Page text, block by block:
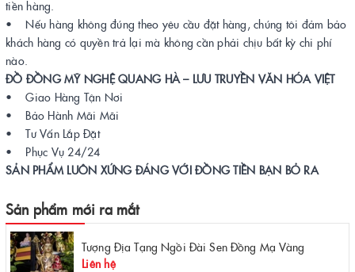
tiền hàng.
• Nếu hàng không đúng theo yêu cầu đặt hàng, chúng tôi đảm bảo
khách hàng có quyền trả lại mà không cần phải chịu bất kỳ chi phí
nào.
ĐỒ ĐỒNG MỸ NGHỆ QUANG HÀ – LƯU TRUYỀN VĂN HÓA VIỆT
• Giao Hàng Tận Nơi
• Bảo Hành Mãi Mãi
• Tư Vấn Lắp Đặt
• Phục Vụ 24/24
SẢN PHẨM LUÔN XỨNG ĐÁNG VỚI ĐỒNG TIỀN BẠN BỎ RA
Sản phẩm mới ra mắt
Tượng Địa Tạng Ngồi Đài Sen Đồng Mạ Vàng
Liên hệ